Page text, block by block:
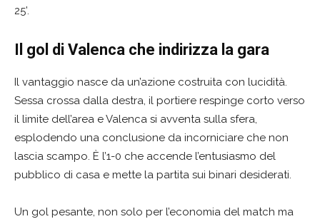
25’.
Il gol di Valenca che indirizza la gara
Il vantaggio nasce da un’azione costruita con lucidità.
Sessa crossa dalla destra, il portiere respinge corto verso
il limite dell’area e Valenca si avventa sulla sfera,
esplodendo una conclusione da incorniciare che non
lascia scampo. È l’1-0 che accende l’entusiasmo del
pubblico di casa e mette la partita sui binari desiderati.
Un gol pesante, non solo per l’economia del match ma